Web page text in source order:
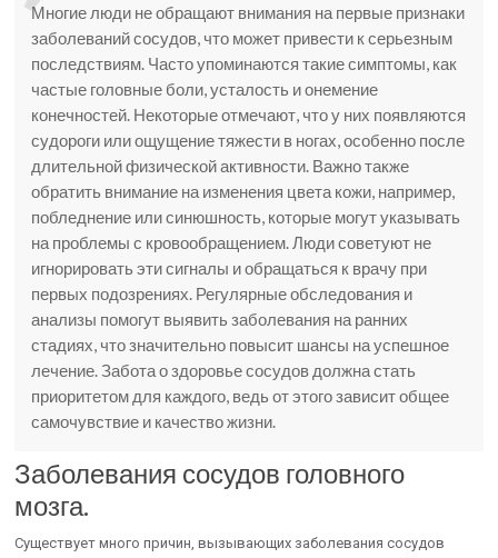
Многие люди не обращают внимания на первые признаки
заболеваний сосудов, что может привести к серьезным
последствиям. Часто упоминаются такие симптомы, как
частые головные боли, усталость и онемение
конечностей. Некоторые отмечают, что у них появляются
судороги или ощущение тяжести в ногах, особенно после
длительной физической активности. Важно также
обратить внимание на изменения цвета кожи, например,
побледнение или синюшность, которые могут указывать
на проблемы с кровообращением. Люди советуют не
игнорировать эти сигналы и обращаться к врачу при
первых подозрениях. Регулярные обследования и
анализы помогут выявить заболевания на ранних
стадиях, что значительно повысит шансы на успешное
лечение. Забота о здоровье сосудов должна стать
приоритетом для каждого, ведь от этого зависит общее
самочувствие и качество жизни.
Заболевания сосудов головного
мозга.
Существует много причин, вызывающих заболевания сосудов